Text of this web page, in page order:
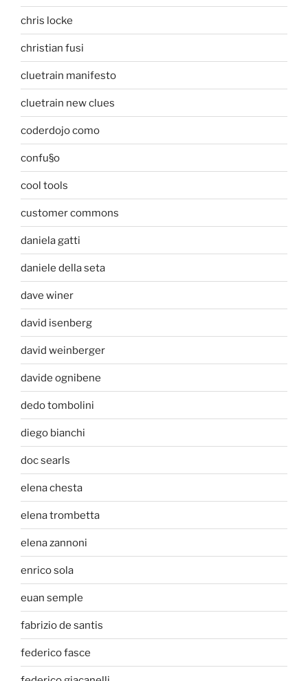
chris locke
christian fusi
cluetrain manifesto
cluetrain new clues
coderdojo como
confu§o
cool tools
customer commons
daniela gatti
daniele della seta
dave winer
david isenberg
david weinberger
davide ognibene
dedo tombolini
diego bianchi
doc searls
elena chesta
elena trombetta
elena zannoni
enrico sola
euan semple
fabrizio de santis
federico fasce